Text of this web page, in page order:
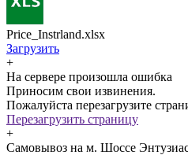
Price_Instrland.xlsx
Загрузить
+
На сервере произошла ошибка
Приносим свои извинения.
Пожалуйста перезагрузите
Перезагрузить страницу
+
Самовывоз на м. Шоссе